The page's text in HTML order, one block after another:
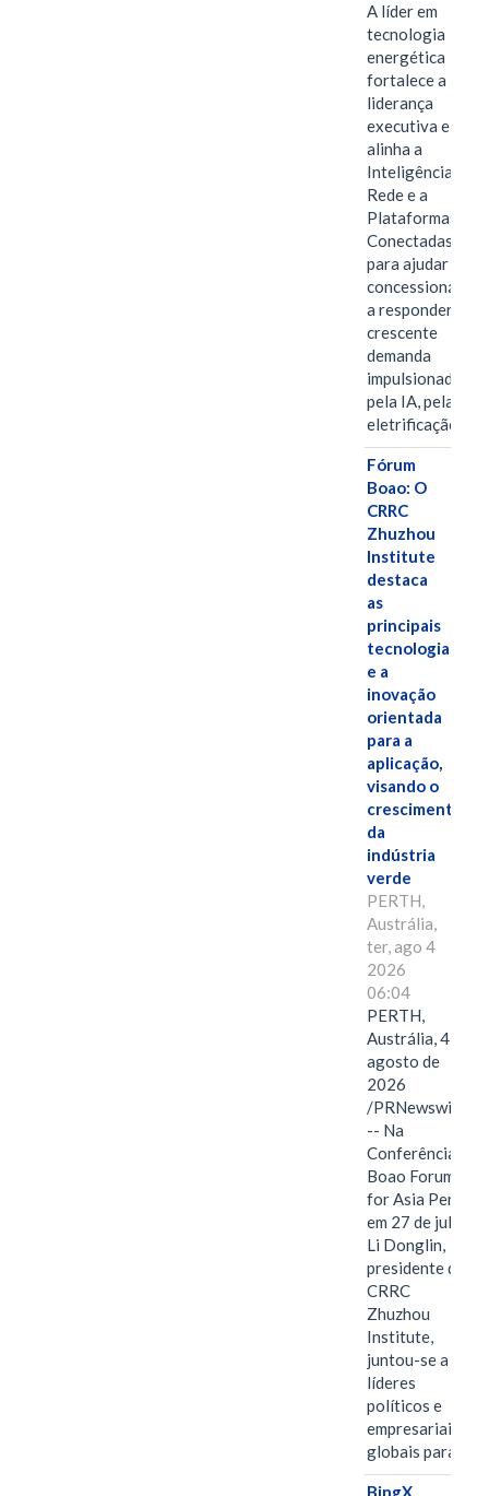
A líder em
tecnologia
energética
fortalece a
liderança
executiva e
alinha a
Inteligência de
Rede e a
Plataformas
Conectadas
para ajudar as
concessionárias
a responder à
crescente
demanda
impulsionada
pela IA, pela
eletrificação…
Fórum
Boao: O
CRRC
Zhuzhou
Institute
destaca
as
principais
tecnologias
e a
inovação
orientada
para a
aplicação,
visando o
crescimento
da
indústria
verde
PERTH,
Austrália,
ter, ago 4
2026
06:04
PERTH,
Austrália, 4 de
agosto de
2026
/PRNewswire/
-- Na
Conferência
Boao Forum
for Asia Perth,
em 27 de julho,
Li Donglin,
presidente do
CRRC
Zhuzhou
Institute,
juntou-se a
líderes
políticos e
empresariais
globais para…
BingX